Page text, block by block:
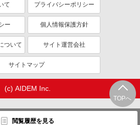
TOPへ
閲覧履歴を見る
て プライバシーポリシー
ー 個人情報保護方針
ついて サイト運営会社
サイトマップ
(c) AIDEM Inc.